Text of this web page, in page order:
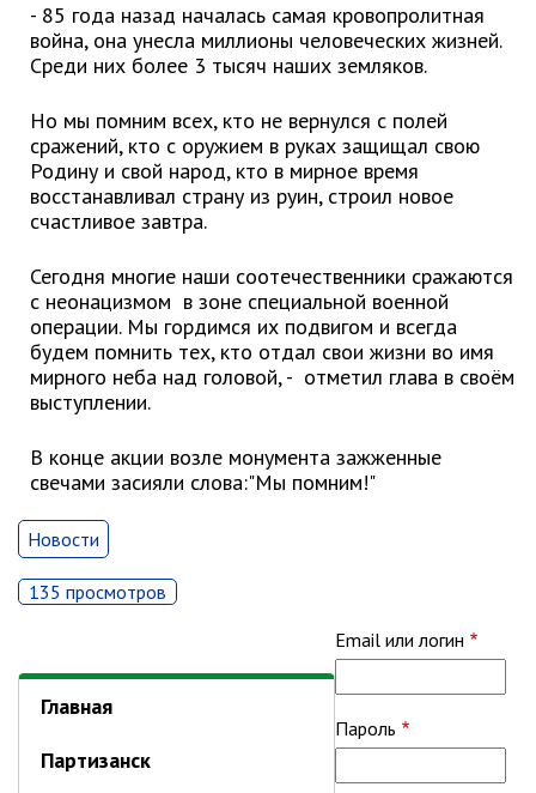
май 2026 г.
апрель 2026 г.
февраль 2026 г.
январь 2026 г.
декабрь 2025 г.
ноябрь 2025 г.
октябрь 2025 г.
сентябрь 2025 г.
август 2025 г.
июль 2025 г.
июнь 2025 г.
май 2025 г.
апрель 2025 г.
январь 2025 г.
Первый заместитель главы
- 85 года назад началась самая кровопролитная
война, она унесла миллионы человеческих жизней.
Среди них более 3 тысяч наших земляков.
Но мы помним всех, кто не вернулся с полей
сражений, кто с оружием в руках защищал свою
Родину и свой народ, кто в мирное время
восстанавливал страну из руин, строил новое
счастливое завтра.
Сегодня многие наши соотечественники сражаются
с неонацизмом в зоне специальной военной
операции. Мы гордимся их подвигом и всегда
будем помнить тех, кто отдал свои жизни во имя
мирного неба над головой, - отметил глава в своём
выступлении.
В конце акции возле монумента зажженные
свечами засияли слова:"Мы помним!"
Новости
135 просмотров
Главная
Партизанск
Email или логин
Пароль